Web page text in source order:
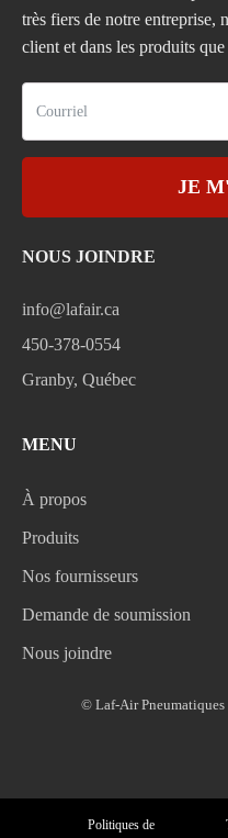
très fiers de notre entreprise,
client et dans les produits
JE
NOUS JOINDRE
info@lafair.ca
450-378-0554
Granby, Québec
MENU
À propos
Produits
Nos fournisseurs
Demande de soumission
Nous joindre
© Laf-Air Pneumatiques
Politiques de